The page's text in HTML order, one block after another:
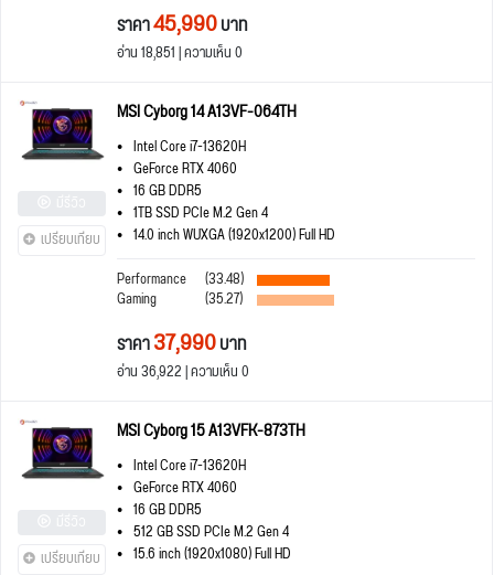
ราคา45,990บาท
อ่าน 18,851 | ความเห็น 0
เปรียบเทียบ
MSI Cyborg 14 A13VF-064TH
Intel Core i7-13620H
GeForce RTX 4060
16 GB DDR5
1TB SSD PCIe M.2 Gen 4
14.0 inch WUXGA (1920x1200) Full HD
Performance
(33.48)
Gaming (35.27)
ราคา37,990บาท
อ่าน 36,922 | ความเห็น 0
เปรียบเทียบ
MSI Cyborg 15 A13VFK-873TH
Intel Core i7-13620H
GeForce RTX 4060
16 GB DDR5
512 GB SSD PCIe M.2 Gen 4
15.6 inch (1920x1080) Full HD